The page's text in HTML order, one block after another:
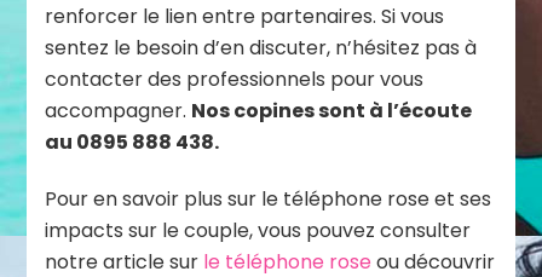
renforcer le lien entre partenaires. Si vous
sentez le besoin d’en discuter, n’hésitez pas à
contacter des professionnels pour vous
accompagner. Nos copines sont à l’écoute
au 0895 888 438.
Pour en savoir plus sur le téléphone rose et ses
impacts sur le couple, vous pouvez consulter
notre article sur le téléphone rose ou découvrir